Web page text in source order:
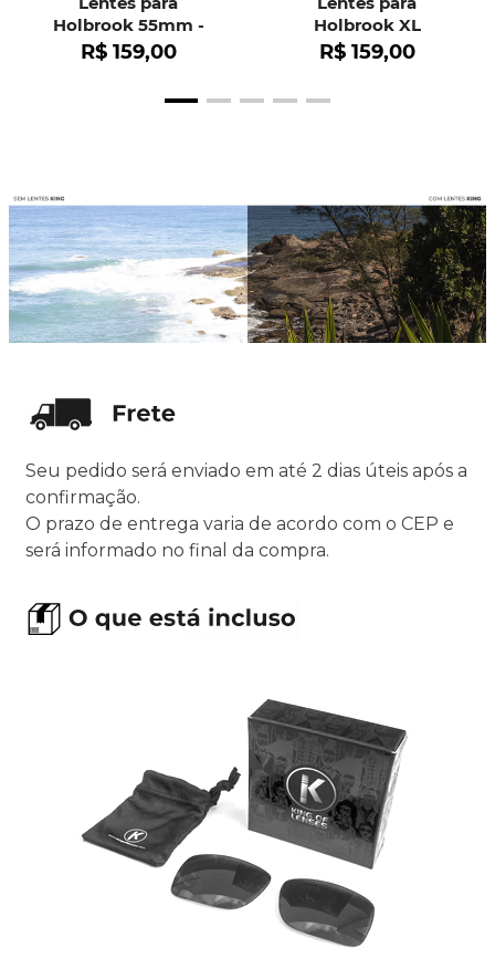
Holbrook 55mm -
OO9102
R$ 159,00
Holbrook XL
R$ 159,00
Seu pedido será enviado em até 2 dias úteis após a
confirmação.
O prazo de entrega varia de acordo com o CEP e
será informado no final da compra.